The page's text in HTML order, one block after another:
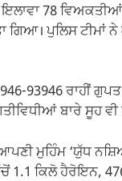
78
ਪੁਲਿਸ ਟੀਮਾਂ
93946 ਰਾਹੀਂ
ਬਾਰੇ ਸੂਹ ਵੀ
ਮੁਹਿੰਮ ‘ਯੁੱਧ
1.1 ਕਿਲੋ ਹੈਰੋਇਨ,